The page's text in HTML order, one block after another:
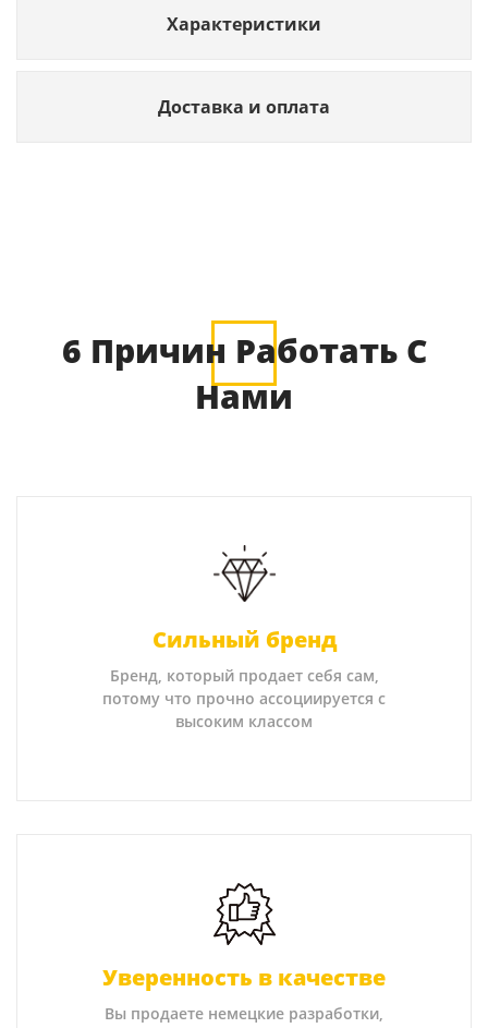
Характеристики
Доставка и оплата
6 Причин Работать С
Нами
Сильный бренд
Бренд, который продает себя сам,
потому что прочно ассоциируется с
высоким классом
Уверенность в качестве
Вы продаете немецкие разработки,